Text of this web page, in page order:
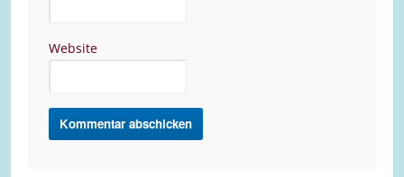
Website